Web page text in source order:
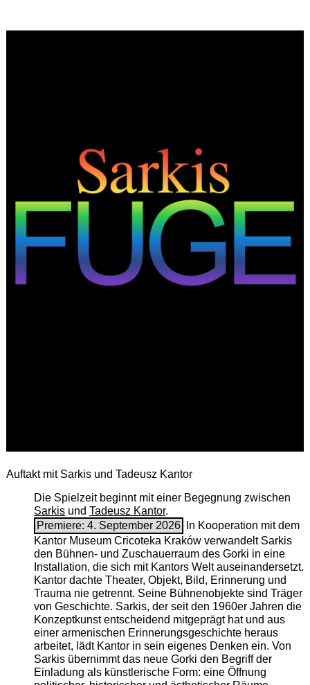
Auftakt mit Sarkis und Tadeusz Kantor
Die Spielzeit beginnt mit einer Begegnung zwischen
Sarkisund Tadeusz Kantor.
Premiere: 4. September 2026
In Kooperation mit dem
Kantor Museum Cricoteka Kraków verwandelt Sarkis
den Bühnen- und Zuschauerraum des Gorki in eine
Installation, die sich mit Kantors Welt auseinandersetzt.
Kantor dachte Theater, Objekt, Bild, Erinnerung und
Trauma nie getrennt. Seine Bühnenobjekte sind Träger
von Geschichte. Sarkis, der seit den 1960er Jahren die
Konzeptkunst entscheidend mitgeprägt hat und aus
einer armenischen ­Erinnerungsgeschichte heraus
arbeitet, lädt Kantor in sein eigenes Denken ein. Von
Sarkis übernimmt das neue Gorki den Begriff der
Einladung als künstlerische Form: eine Öffnung